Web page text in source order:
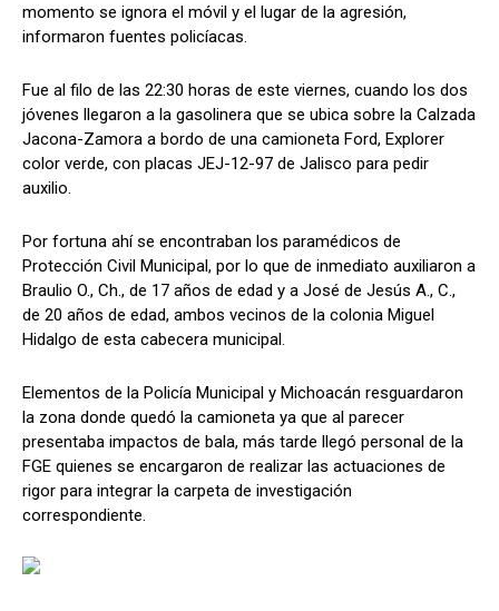
momento se ignora el móvil y el lugar de la agresión,
informaron fuentes policíacas.
Fue al filo de las 22:30 horas de este viernes, cuando los dos
jóvenes llegaron a la gasolinera que se ubica sobre la Calzada
Jacona-Zamora a bordo de una camioneta Ford, Explorer
color verde, con placas JEJ-12-97 de Jalisco para pedir
auxilio.
Por fortuna ahí se encontraban los paramédicos de
Protección Civil Municipal, por lo que de inmediato auxiliaron a
Braulio O., Ch., de 17 años de edad y a José de Jesús A., C.,
de 20 años de edad, ambos vecinos de la colonia Miguel
Hidalgo de esta cabecera municipal.
Elementos de la Policía Municipal y Michoacán resguardaron
la zona donde quedó la camioneta ya que al parecer
presentaba impactos de bala, más tarde llegó personal de la
FGE quienes se encargaron de realizar las actuaciones de
rigor para integrar la carpeta de investigación
correspondiente.